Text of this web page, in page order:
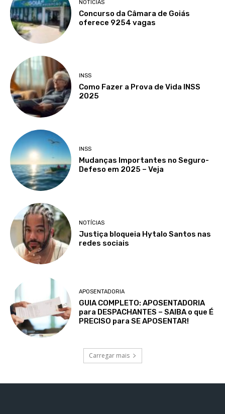
NOTÍCIAS
Concurso da Câmara de Goiás
oferece 9254 vagas
INSS
Como Fazer a Prova de Vida INSS
2025
INSS
Mudanças Importantes no Seguro-
Defeso em 2025 – Veja
NOTÍCIAS
Justiça bloqueia Hytalo Santos nas
redes sociais
APOSENTADORIA
GUIA COMPLETO: APOSENTADORIA
para DESPACHANTES – SAIBA o que É
PRECISO para SE APOSENTAR!
Carregar mais